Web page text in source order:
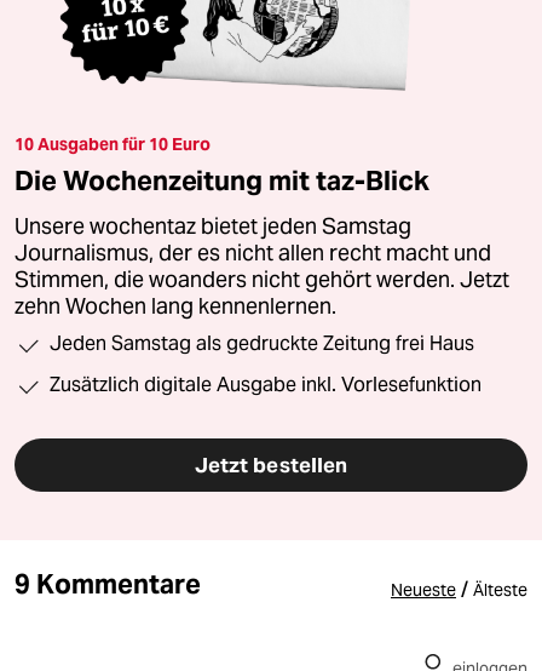
10 Ausgaben für 10 Euro
Die Wochenzeitung mit taz-Blick
Unsere wochentaz bietet jeden Samstag
Journalismus, der es nicht allen recht macht und
Stimmen, die woanders nicht gehört werden. Jetzt
zehn Wochen lang kennenlernen.
Jeden Samstag als gedruckte Zeitung frei Haus
Zusätzlich digitale Ausgabe inkl. Vorlesefunktion
Jetzt bestellen
9 Kommentare Neueste / Älteste